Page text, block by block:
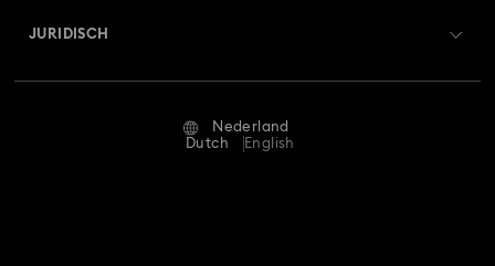
Retourneren en ruilen
Reparatiestatus
Neem contact met ons op
JURIDISCH
Algemene voorwaarden
Nederland
Dutch
English